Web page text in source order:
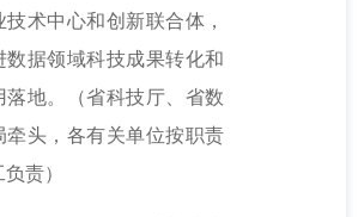
技术中心和创新联合体，
数据领域科技成果转化和
落地。（省科技厅、省数
牵头，各有关单位按职责
责）